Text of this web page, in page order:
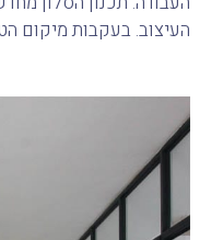
העיצוב. בעקבות מיקום